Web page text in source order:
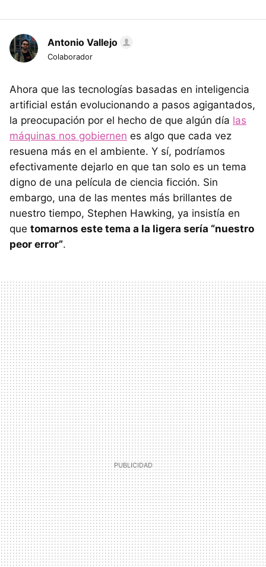
Antonio Vallejo
Colaborador
Ahora que las tecnologías basadas en inteligencia
artificial están evolucionando a pasos agigantados,
la preocupación por el hecho de que algún día las
máquinas nos gobiernen es algo que cada vez
resuena más en el ambiente. Y sí, podríamos
efectivamente dejarlo en que tan solo es un tema
digno de una película de ciencia ficción. Sin
embargo, una de las mentes más brillantes de
nuestro tiempo, Stephen Hawking, ya insistía en
que tomarnos este tema a la ligera sería “nuestro
peor error”.